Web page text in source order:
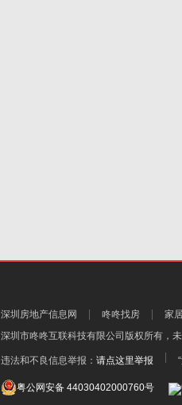
深圳房地产信息网 咚咚找房 家
深圳市咚咚互联科技有限公司 版权所有，
违法和不良信息举报： 请点这里举报
粤公网安备 44030402000760号